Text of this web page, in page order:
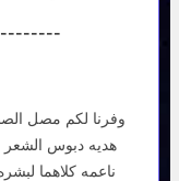
هديه دبوس الشعر
ناعمه كلاهما